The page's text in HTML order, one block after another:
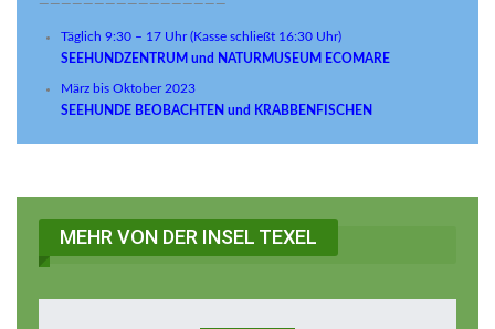
—————————————————
Täglich 9:30 – 17 Uhr (Kasse schließt 16:30 Uhr)
SEEHUNDZENTRUM und NATURMUSEUM ECOMARE
März bis Oktober 2023
SEEHUNDE BEOBACHTEN und KRABBENFISCHEN
MEHR VON DER INSEL TEXEL